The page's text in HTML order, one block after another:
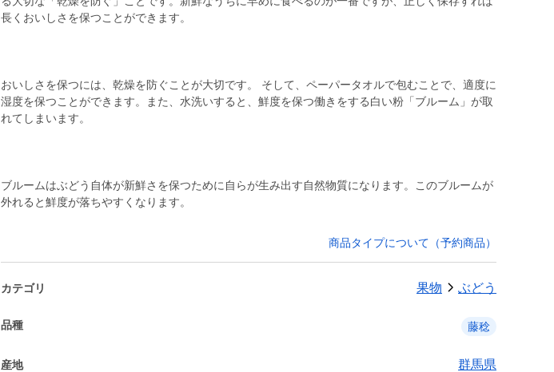
長くおいしさを保つことができます。
おいしさを保つには、乾燥を防ぐことが大切です。 そして、ペーパータオルで包むことで、適度に
湿度を保つことができます。また、水洗いすると、鮮度を保つ働きをする白い粉「ブルーム」が取
れてしまいます。
ブルームはぶどう自体が新鮮さを保つために自らが生み出す自然物質になります。このブルームが
外れると鮮度が落ちやすくなります。
商品タイプについて（予約商品）
カテゴリ 果物 ぶどう
品種 藤稔
産地 群馬県